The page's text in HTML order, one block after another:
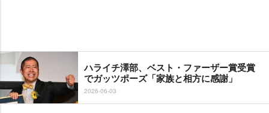
ハライチ澤部、ベスト・ファーザー賞受賞
でガッツポーズ「家族と相方に感謝」
2026-06-03